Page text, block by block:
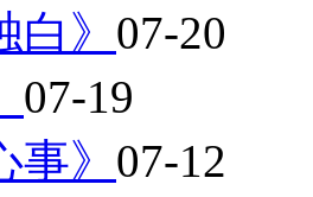
白》 07-20
07-19
事》 07-12